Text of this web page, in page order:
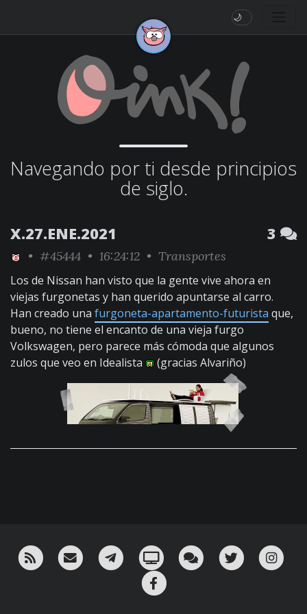
🌙
Navegando por ti desde principios
de siglo.
X.27.ENE.2021 3
• #45444 • 16:24:12 • Transportes
Los de Nissan han visto que la gente vive ahora en
viejas furgonetas y han querido apuntarse al carro.
Han creado una furgoneta-apartamento-futurista que,
bueno, no tiene el encanto de una vieja furgo
Volkswagen, pero parece más cómoda que algunos
zulos que veo en Idealista
(gracias Alvariño)
RSS ¡Mándame un email!¡Nuestro canal en Telegram!
Oink! TV Charla con nosotros
Twitter